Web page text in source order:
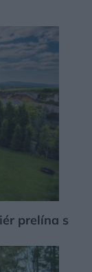
prelína s